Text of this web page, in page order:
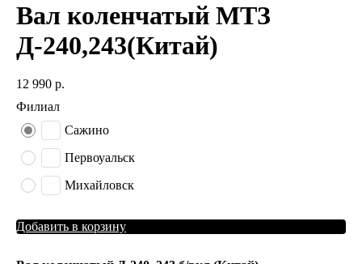
Вал коленчатый МТЗ
Д-240,243(Китай)
12 990 р.
Филиал
Сажино
Первоуальск
Михайловск
Добавить в корзину